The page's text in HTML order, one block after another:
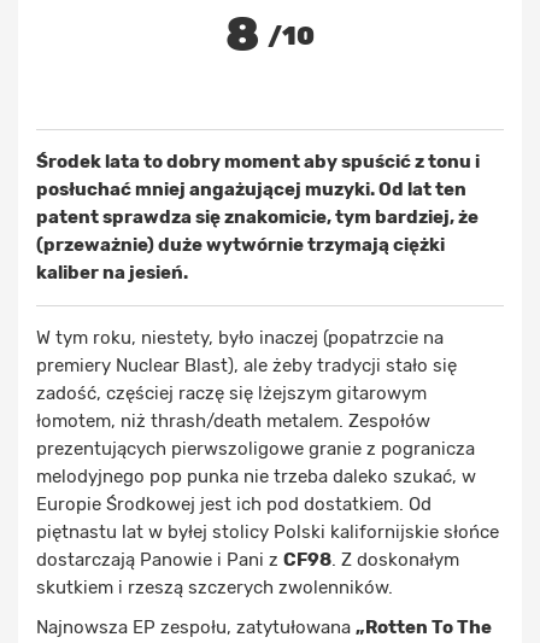
8 /10
Środek lata to dobry moment aby spuścić z tonu i
posłuchać mniej angażującej muzyki. Od lat ten
patent sprawdza się znakomicie, tym bardziej, że
(przeważnie) duże wytwórnie trzymają ciężki
kaliber na jesień.
W tym roku, niestety, było inaczej (popatrzcie na
premiery Nuclear Blast), ale żeby tradycji stało się
zadość, częściej raczę się lżejszym gitarowym
łomotem, niż thrash/death metalem. Zespołów
prezentujących pierwszoligowe granie z pogranicza
melodyjnego pop punka nie trzeba daleko szukać, w
Europie Środkowej jest ich pod dostatkiem. Od
piętnastu lat w byłej stolicy Polski kalifornijskie słońce
dostarczają Panowie i Pani z CF98. Z doskonałym
skutkiem i rzeszą szczerych zwolenników.
Najnowsza EP zespołu, zatytułowana „Rotten To The